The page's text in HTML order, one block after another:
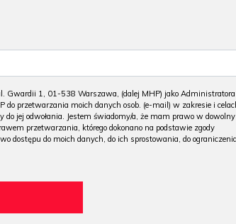
Gwardii 1, 01-538 Warszawa, (dalej MHP) jako Administratora
do przetwarzania moich danych osob. (e-mail) w zakresie i
jej odwołania. Jestem świadomy/a, że mam prawo w
przetwarzania, którego dokonano na podstawie zgody
dostępu do moich danych, do ich sprostowania, do